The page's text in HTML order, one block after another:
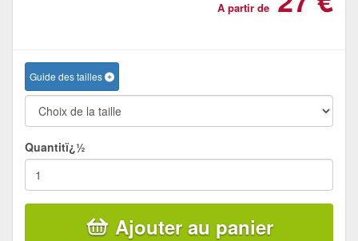
A partir de
Guide des tailles
Quantitï¿½
Ajouter au panier